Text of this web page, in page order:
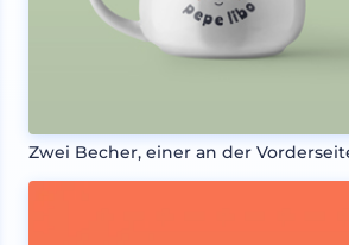
Zwei Becher, einer an der